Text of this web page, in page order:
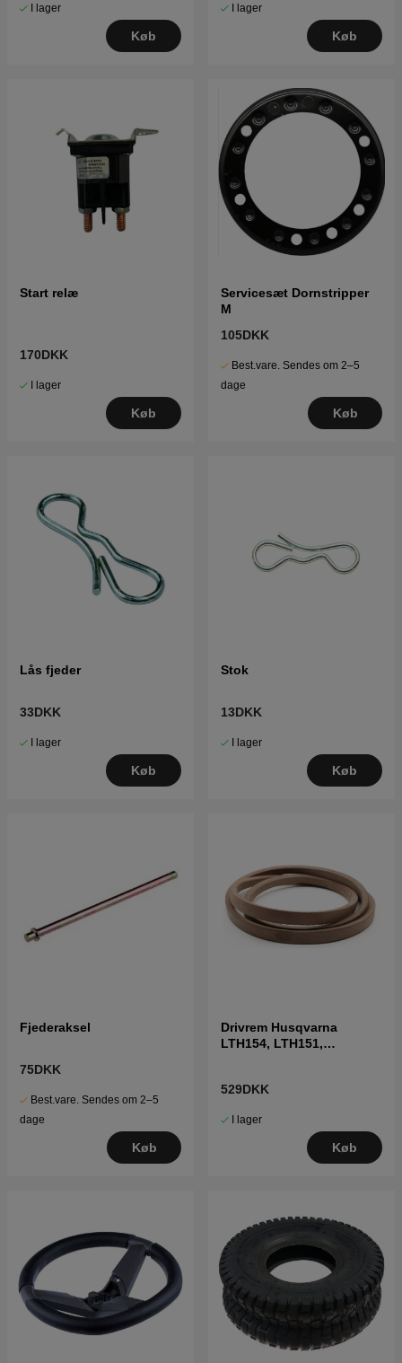
I lager
Køb
I lager
Køb
Start relæ
170DKK
I lager
Køb
Servicesæt Dornstripper
M
105DKK
Best.vare. Sendes om 2–5
dage
Køb
Lås fjeder
33DKK
I lager
Køb
Stok
13DKK
I lager
Køb
Fjederaksel
75DKK
Best.vare. Sendes om 2–5
dage
Køb
Drivrem Husqvarna
LTH154, LTH151,
529DKK
I lager
Køb